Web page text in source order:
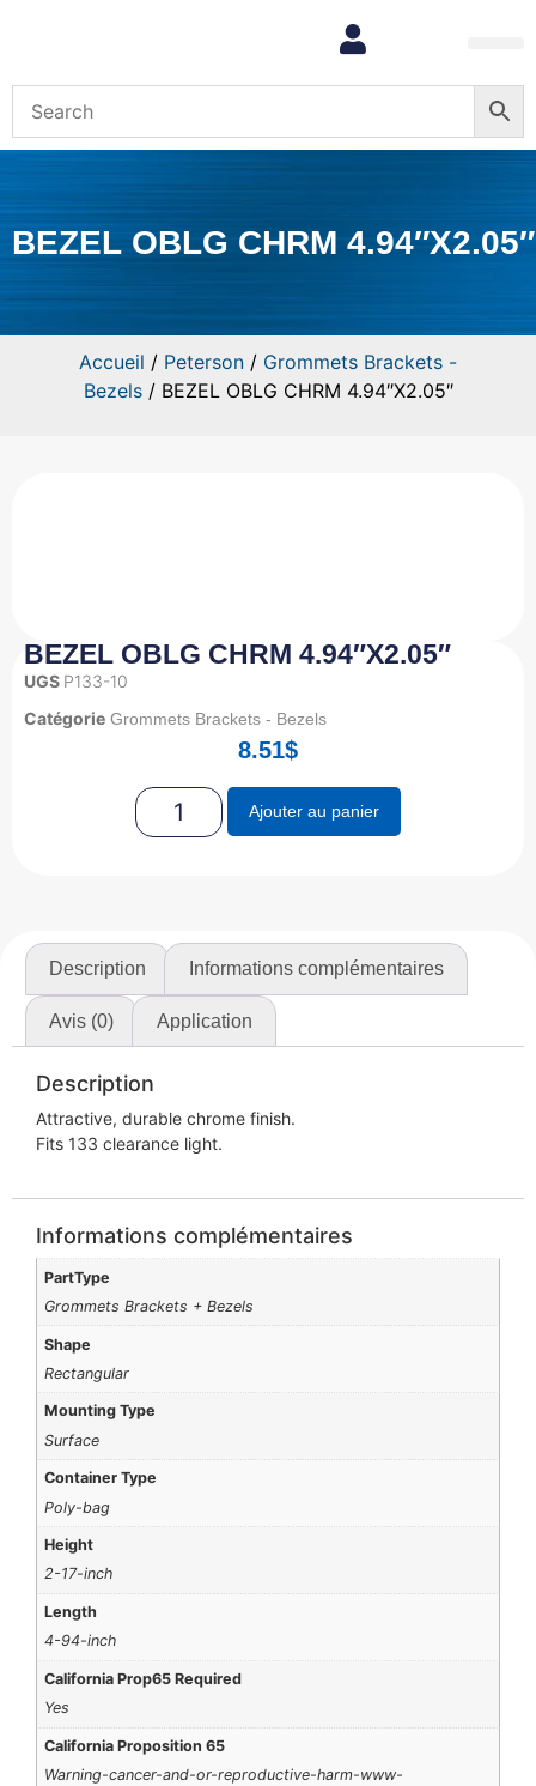
BEZEL OBLG CHRM 4.94″X2.05″
Accueil / Peterson / Grommets Brackets -
Bezels/ BEZEL OBLG CHRM 4.94″X2.05″
BEZEL OBLG CHRM 4.94″X2.05″
UGS P133-10
Catégorie Grommets Brackets - Bezels
8.51$
Ajouter au panier
Description Informations complémentaires
Avis (0) Application
Description
Attractive, durable chrome finish.
Fits 133 clearance light.
Informations complémentaires
PartType
Grommets Brackets + Bezels
Shape
Rectangular
Mounting Type
Surface
Container Type
Poly-bag
Height
2-17-inch
Length
4-94-inch
California Prop65 Required
Yes
California Proposition 65
Warning-cancer-and-or-reproductive-harm-www-